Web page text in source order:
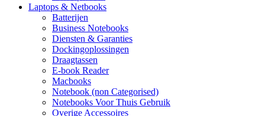
Laptops & Netbooks
Batterijen
Business Notebooks
Diensten & Garanties
Dockingoplossingen
Draagtassen
E-book Reader
Macbooks
Notebook (non Categorised)
Notebooks Voor Thuis Gebruik
Overige Accessoires